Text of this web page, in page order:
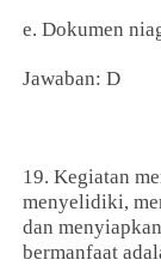
e. Dokumen
Jawaban: D
19. Kegiatan
menyelidiki,
dan
bermanfaat